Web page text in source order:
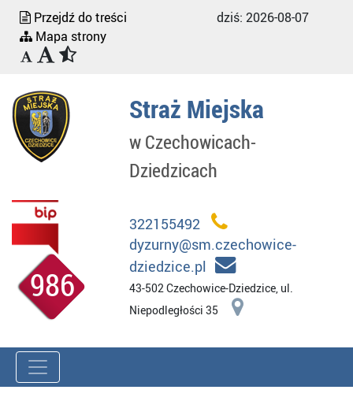
Przejdź do treści
Mapa strony
dziś: 2026-08-07
Straż Miejska
w Czechowicach-
Dziedzicach
986
322155492
dyzurny@sm.czechowice-
dziedzice.pl
43-502 Czechowice-Dziedzice, ul.
Niepodległości 35